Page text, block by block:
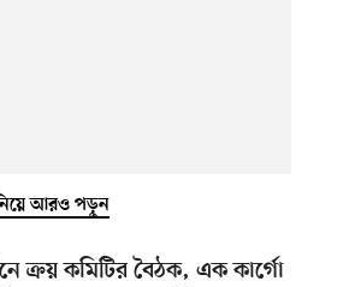
আরও পড়ুন
ক্রয় কমিটির বৈঠক, এক কার্গো